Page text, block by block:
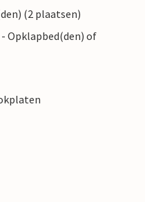
(2 plaatsen)
Opklapbed(den) of